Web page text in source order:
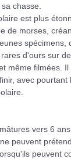
chasse.
est plus
de morses,
spécimens,
d'ours sur
même filmées.
avec pourtant
vers 6
peuvent
peuvent